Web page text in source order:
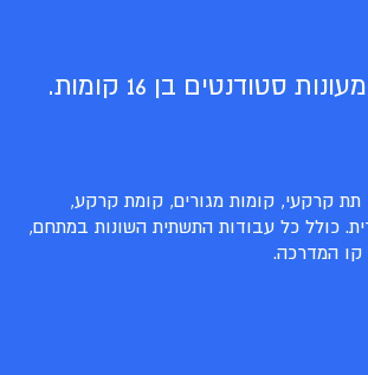
סטודנטים בן 16 קומות.
חניון תת קרקעי, קומות מגורים, קומת קרקע,
כולל כל עבודות התשתית השונות במתחם,
קו המדרכה.